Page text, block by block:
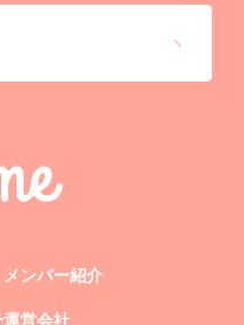
メンバー紹介
運営会社